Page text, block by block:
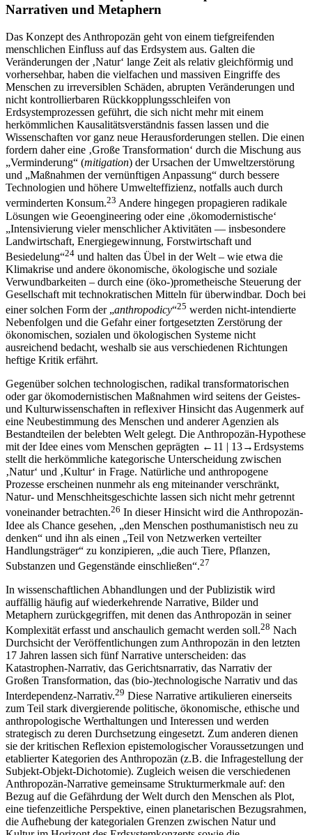
menschlichen Einfluss auf das Erdsystem aus. Galten die
Veränderungen der ‚Natur‘ lange Zeit als relativ gleichförmig und
vorhersehbar, haben die vielfachen und massiven Eingriffe des
Menschen zu irreversiblen Schäden, abrupten Veränderungen und
nicht kontrollierbaren Rückkopplungsschleifen von
Erdsystemprozessen geführt, die sich nicht mehr mit einem
herkömmlichen Kausalitätsverständnis fassen lassen und die
Wissenschaften vor ganz neue Herausforderungen stellen. Die einen
fordern daher eine ‚Große Transformation‘ durch die Mischung aus
„Verminderung“ (mitigation) der Ursachen der Umweltzerstörung
und „Maßnahmen der vernünftigen Anpassung“ durch bessere
Technologien und höhere Umwelteffizienz, notfalls auch durch
verminderten Konsum.23Andere hingegen propagieren radikale
Lösungen wie Geoengineering oder eine ‚ökomodernistische‘
„Intensivierung vieler menschlicher Aktivitäten — insbesondere
Landwirtschaft, Energiegewinnung, Forstwirtschaft und
Besiedelung“24 und halten das Übel in der Welt – wie etwa die
Klimakrise und andere ökonomische, ökologische und soziale
Verwundbarkeiten – durch eine (öko-)prometheische Steuerung der
Gesellschaft mit technokratischen Mitteln für überwindbar. Doch bei
einer solchen Form der „anthropodicy“25 werden nicht-intendierte
Nebenfolgen und die Gefahr einer fortgesetzten Zerstörung der
ökonomischen, sozialen und ökologischen Systeme nicht
ausreichend bedacht, weshalb sie aus verschiedenen Richtungen
heftige Kritik erfährt.
oder gar ökomodernistischen Maßnahmen wird seitens der Geistes-
und Kulturwissenschaften in reflexiver Hinsicht das Augenmerk auf
eine Neubestimmung des Menschen und anderer Agenzien als
Bestandteilen der belebten Welt gelegt. Die Anthropozän-Hypothese
mit der Idee eines vom Menschen geprägten←11 |13→Erdsystems
stellt die herkömmliche kategorische Unterscheidung zwischen
‚Natur‘ und ‚Kultur‘ in Frage. Natürliche und anthropogene
Prozesse erscheinen nunmehr als eng miteinander verschränkt,
Natur- und Menschheitsgeschichte lassen sich nicht mehr getrennt
voneinander betrachten.26In dieser Hinsicht wird die Anthropozän-
Idee als Chance gesehen, „den Menschen posthumanistisch neu zu
denken“ und ihn als einen „Teil von Netzwerken verteilter
Handlungsträger“ zu konzipieren, „die auch Tiere, Pflanzen,
Substanzen und Gegenstände einschließen“. 27
auffällig häufig auf wiederkehrende Narrative, Bilder und
Metaphern zurückgegriffen, mit denen das Anthropozän in seiner
Komplexität erfasst und anschaulich gemacht werden soll.28Nach
Durchsicht der Veröffentlichungen zum Anthropozän in den letzten
17 Jahren lassen sich fünf Narrative unterscheiden: das
Katastrophen-Narrativ, das Gerichtsnarrativ, das Narrativ der
Großen Transformation, das (bio-)technologische Narrativ und das
Interdependenz-Narrativ.29Diese Narrative artikulieren einerseits
zum Teil stark divergierende politische, ökonomische, ethische und
anthropologische Werthaltungen und Interessen und werden
strategisch zu deren Durchsetzung eingesetzt. Zum anderen dienen
sie der kritischen Reflexion epistemologischer Voraussetzungen und
etablierter Kategorien des Anthropozän (z.B. die Infragestellung der
Subjekt-Objekt-Dichotomie). Zugleich weisen die verschiedenen
Anthropozän-Narrative gemeinsame Strukturmerkmale auf: den
Bezug auf die Gefährdung der Welt durch den Menschen als Plot,
eine tiefenzeitliche Perspektive, einen planetarischen Bezugsrahmen,
die Aufhebung der kategorialen Grenzen zwischen Natur und
Kultur im Horizont des Erdsystemkonzepts sowie die